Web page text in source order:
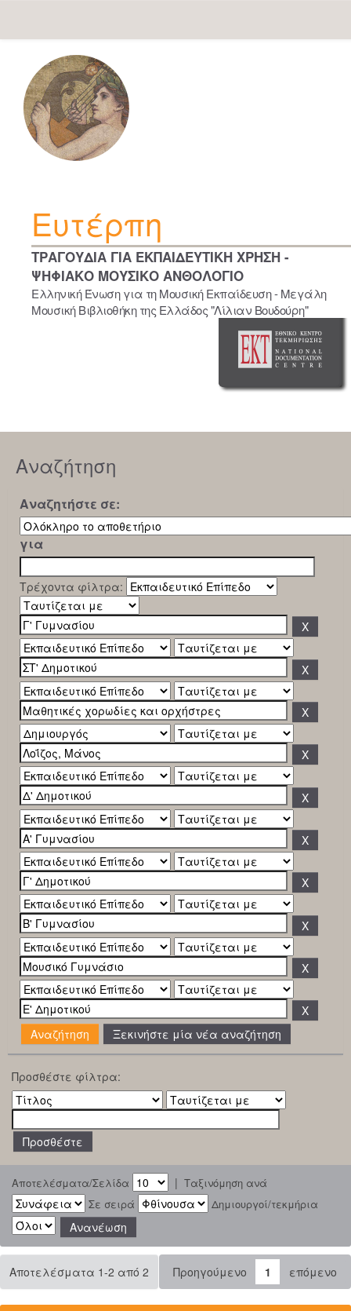
navigation
Ευτέρπη
ΤΡΑΓΟΥΔΙΑ ΓΙΑ ΕΚΠΑΙΔΕΥΤΙΚΗ ΧΡΗΣΗ -
ΨΗΦΙΑΚΟ ΜΟΥΣΙΚΟ ΑΝΘΟΛΟΓΙΟ
Ελληνική Ένωση για τη Μουσική Εκπαίδευση - Μεγάλη
Μουσική Βιβλιοθήκη της Ελλάδος "Λίλιαν Βουδούρη"
Αναζήτηση
Αναζητήστε σε:
για
Τρέχοντα φίλτρα:
Ξεκινήστε μία νέα αναζήτηση
Προσθέστε φίλτρα:
Αποτελέσματα/Σελίδα | Ταξινόμηση ανά
Σε σειρά
Δημιουργοί/τεκμήρια
Αποτελέσματα 1-2 από 2 Προηγούμενο 1 επόμενο